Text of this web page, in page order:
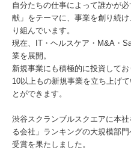
自分たちの仕事によって誰かが
献」をテーマに、事業を創り続
り組んでいます。
現在、IT・ヘルスケア・M&A・
業を展開。
新規事業にも積極的に投資して
10以上もの新規事業を立ち上げ
とができます。
渋谷スクランブルスクエアに本
る会社」ランキングの大規模部
受賞を果たしました。